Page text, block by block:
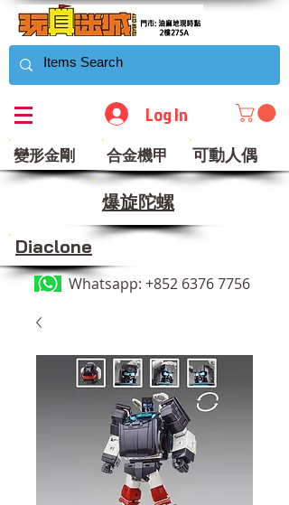
Log In
變形金剛 合金機甲 可動人偶
​爆旋陀螺
Diaclone
Whatsapp: +852 6376 7756